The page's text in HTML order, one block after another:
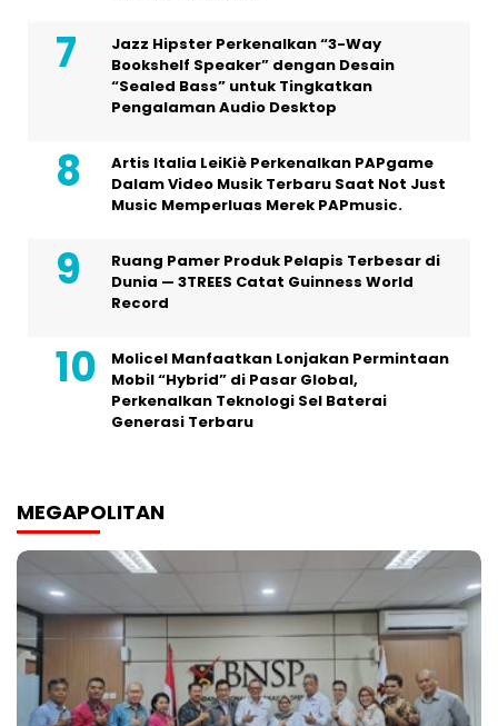
Jazz Hipster Perkenalkan “3-Way
Bookshelf Speaker” dengan Desain
“Sealed Bass” untuk Tingkatkan
Pengalaman Audio Desktop
Artis Italia LeiKiè Perkenalkan PAPgame
Dalam Video Musik Terbaru Saat Not Just
Music Memperluas Merek PAPmusic.
Ruang Pamer Produk Pelapis Terbesar di
Dunia — 3TREES Catat Guinness World
Record
Molicel Manfaatkan Lonjakan Permintaan
Mobil “Hybrid” di Pasar Global,
Perkenalkan Teknologi Sel Baterai
Generasi Terbaru
MEGAPOLITAN